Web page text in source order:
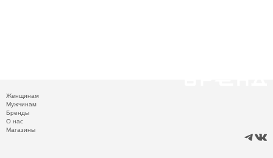
Женщинам
Мужчинам
Бренды
О нас
Магазины